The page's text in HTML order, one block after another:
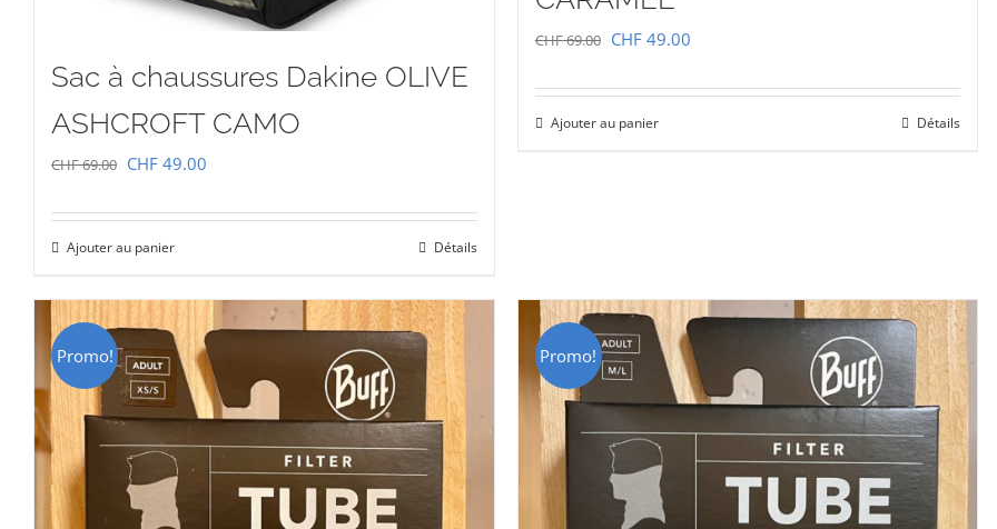
Sac à chaussures Dakine OLIVE
ASHCROFT CAMO
CHF69.00 Le
était :
CHF 69.00.
CHF 49.00
CHF 49.00.
Ajouter au panier Détails
CHF69.00 Le
initial
était :
CHF49.00Le
actuel
Ajouter au panier Détails
Promo! Promo!